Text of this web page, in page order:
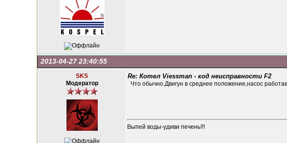
2013-04-27 23:40:55
SKS
Модератор
Re: Котел Viessman - код неисправности F2
Что обычно.Двигун в среднее положение,насос
Выпей воды-удиви печень!!!